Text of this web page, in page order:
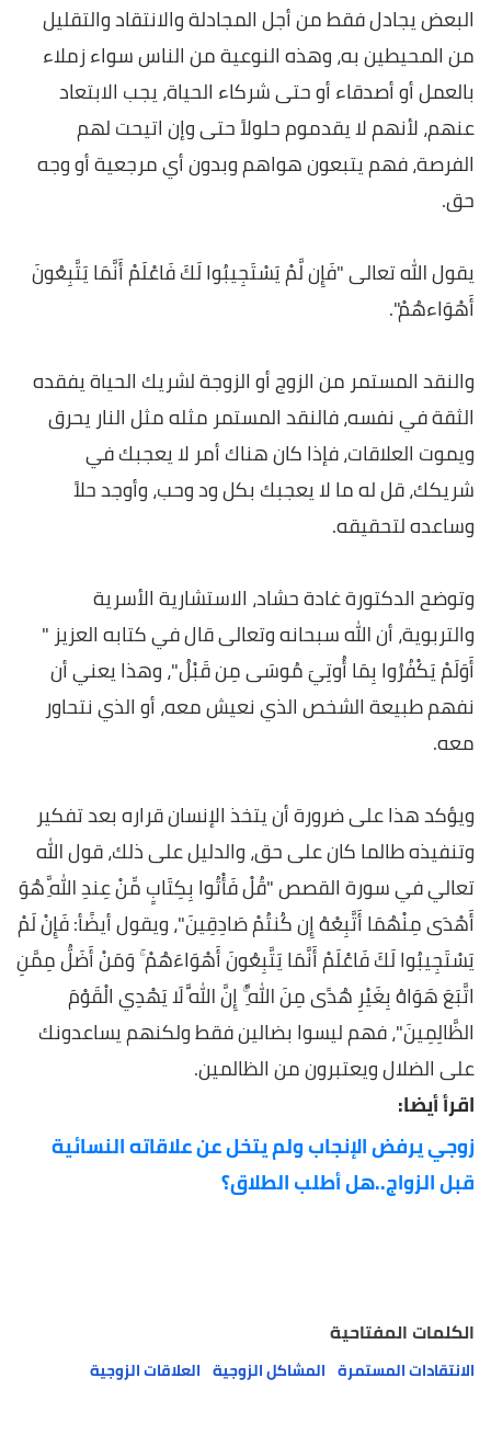
البعض يجادل فقط من أجل المجادلة والانتقاد والتقليل
من المحيطين به، وهذه النوعية من الناس سواء زملاء
بالعمل أو أصدقاء أو حتى شركاء الحياة، يجب الابتعاد
عنهم، لأنهم لا يقدموم حلولاً حتى وإن اتيحت لهم
الفرصة، فهم يتبعون هواهم وبدون أي مرجعية أو وجه
حق.
يقول الله تعالى "فَإِن لَّمْ يَسْتَجِيبُوا لَكَ فَاعْلَمْ أَنَّمَا يَتَّبِعُونَ
أَهْوَاءهُمْ".
والنقد المستمر من الزوج أو الزوجة لشريك الحياة يفقده
الثقة في نفسه، فالنقد المستمر مثله مثل النار يحرق
ويموت العلاقات، فإذا كان هناك أمر لا يعجبك في
شريكك، قل له ما لا يعجبك بكل ود وحب، وأوجد حلاً
وساعده لتحقيقه.
وتوضح الدكتورة غادة حشاد، الاستشارية الأسرية
والتربوية، أن الله سبحانه وتعالى قال في كتابه العزيز "
أَوَلَمْ يَكْفُرُوا بِمَا أُوتِيَ مُوسَى مِن قَبْلُ"، وهذا يعني أن
نفهم طبيعة الشخص الذي نعيش معه، أو الذي نتحاور
معه.
ويؤكد هذا على ضرورة أن يتخذ الإنسان قراره بعد تفكير
وتنفيذه طالما كان على حق، والدليل على ذلك، قول الله
تعالي في سورة القصص "قُلْ فَأْتُوا بِكِتَابٍ مِّنْ عِندِ اللَّهِ هُوَ
أَهْدَى مِنْهُمَا أَتَّبِعْهُ إِن كُنتُمْ صَادِقِينَ"، ويقول أيضًأ: فَإِنْ لَمْ
يَسْتَجِيبُوا لَكَ فَاعْلَمْ أَنَّمَا يَتَّبِعُونَ أَهْوَاءَهُمْ ۚ وَمَنْ أَضَلُّ مِمَّنِ
اتَّبَعَ هَوَاهُ بِغَيْرِ هُدًى مِنَ اللَّهِ ۚ إِنَّ اللَّهَ لَا يَهْدِي الْقَوْمَ
الظَّالِمِينَ"، فهم ليسوا بضالين فقط ولكنهم يساعدونك
على الضلال ويعتبرون من الظالمين.
اقرأ أيضا:
زوجي يرفض الإنجاب ولم يتخل عن علاقاته النسائية
قبل الزواج..هل أطلب الطلاق؟
الكلمات المفتاحية
الانتقادات المستمرة المشاكل الزوجية العلاقات الزوجية